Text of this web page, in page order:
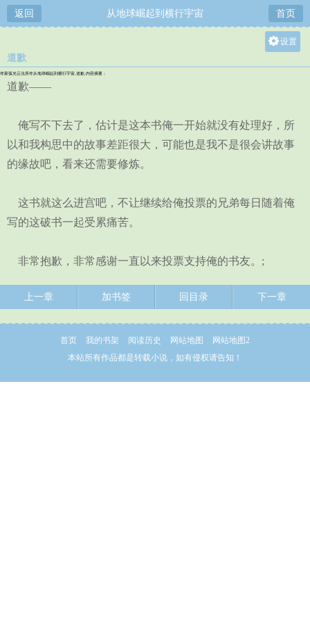
返回 从地球崛起到横行宇宙 首页
设置
小
道歉
作家弧光云法所作从地球崛起到横行宇宙,道歉,内容摘要：
道歉——
俺写不下去了，估计是这本书俺一开始就没有处理好，所
以和我构思中的故事差距很大，可能也是我不是很会讲故事
的缘故吧，看来还需要修炼。
这书就这么进宫吧，不让继续给俺投票的兄弟每日随着俺
写的这破书一起受累痛苦。
非常抱歉，非常感谢一直以来投票支持俺的书友。;
上一章 加书签 回目录 下一章
首页 我的书架 阅读历史 网站地图
网站地图2
本站所有作品都是转载小说，如有侵权请告知！